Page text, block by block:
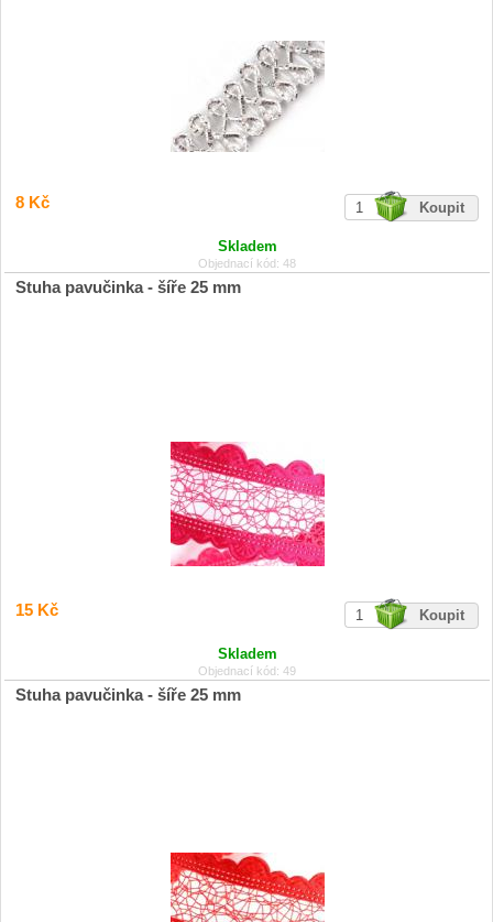
8 Kč
Skladem
Objednací kód: 48
Stuha pavučinka - šíře 25 mm
15 Kč
Skladem
Objednací kód: 49
Stuha pavučinka - šíře 25 mm